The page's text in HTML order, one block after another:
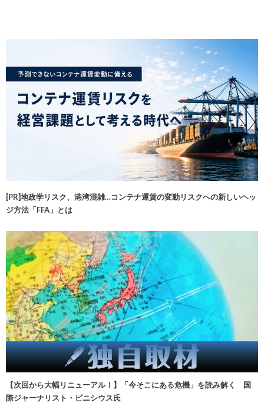
[PR]地政学リスク、港湾混雑…コンテナ運賃の変動リスクへの新しいヘッ
ジ方法「FFA」とは
【次回から大幅リニューアル！】「今そこにある危機」を読み解く 国
際ジャーナリスト・ビニシウス氏